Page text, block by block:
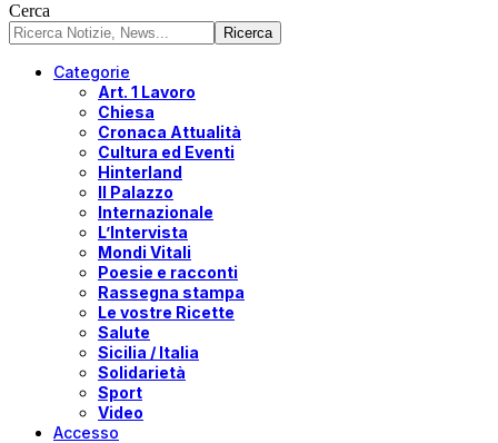
Cerca
Categorie
Art. 1 Lavoro
Chiesa
Cronaca Attualità
Cultura ed Eventi
Hinterland
Il Palazzo
Internazionale
L’Intervista
Mondi Vitali
Poesie e racconti
Rassegna stampa
Le vostre Ricette
Salute
Sicilia / Italia
Solidarietà
Sport
Video
Accesso